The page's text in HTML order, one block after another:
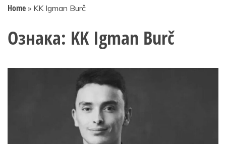
Home » KK Igman Burč
Ознака: KK Igman Burč